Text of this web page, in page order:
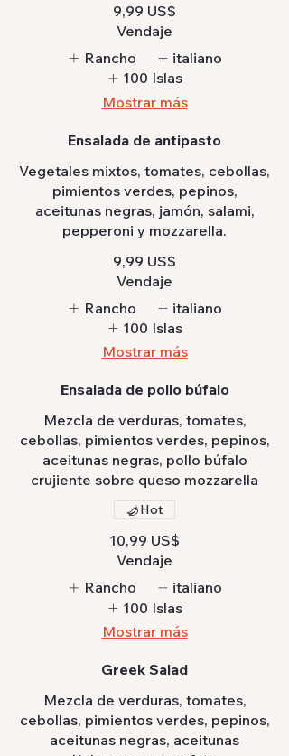
9,99 US$
Vendaje
Rancho
italiano
100 Islas
Mostrar más
Ensalada de antipasto
Vegetales mixtos, tomates, cebollas,
pimientos verdes, pepinos,
aceitunas negras, jamón, salami,
pepperoni y mozzarella.
9,99 US$
Vendaje
Rancho
italiano
100 Islas
Mostrar más
Ensalada de pollo búfalo
Mezcla de verduras, tomates,
cebollas, pimientos verdes, pepinos,
aceitunas negras, pollo búfalo
crujiente sobre queso mozzarella
10,99 US$
Hot
Vendaje
Rancho
italiano
100 Islas
Mostrar más
Greek Salad
Mezcla de verduras, tomates,
cebollas, pimientos verdes, pepinos,
aceitunas negras, aceitunas